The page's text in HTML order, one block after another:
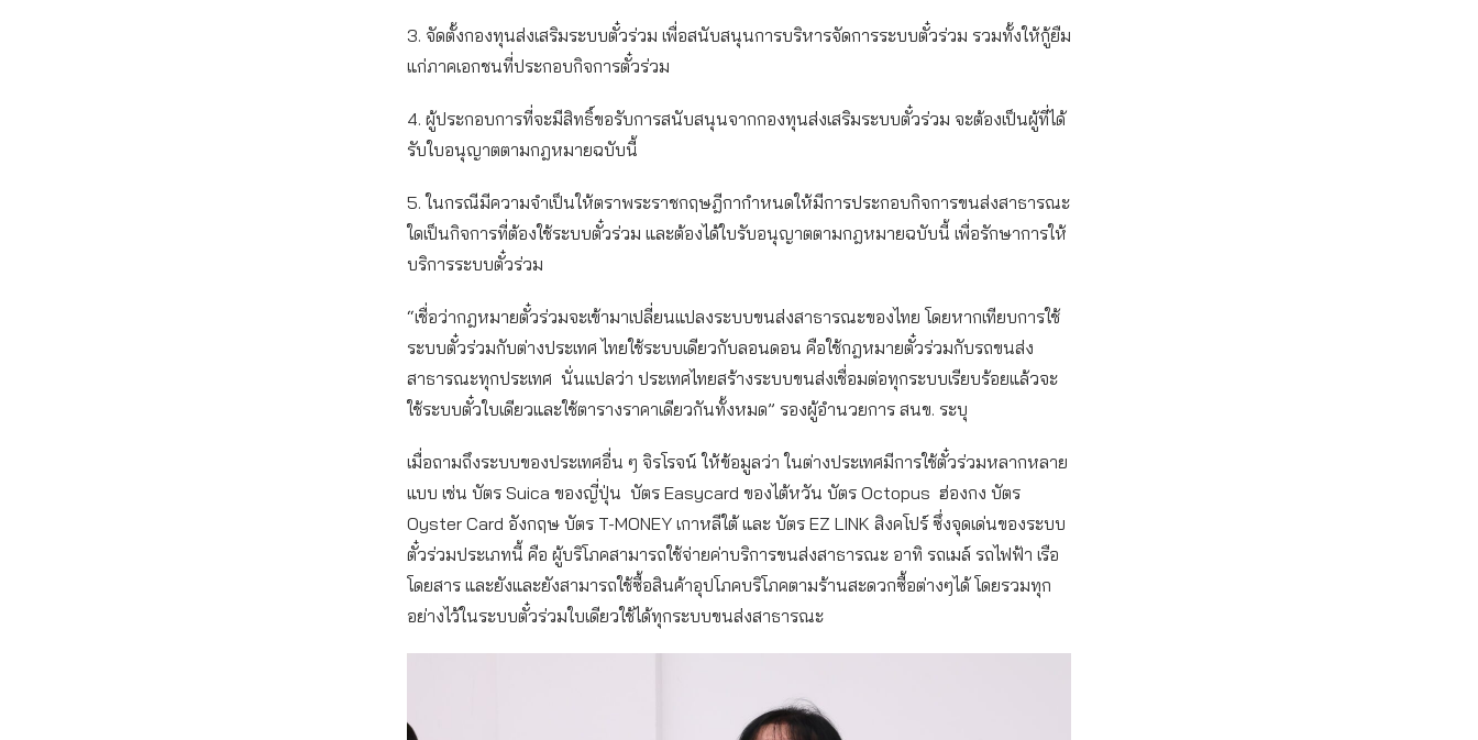
3. จัดตั้งกองทุนส่งเสริมระบบตั๋วร่วม เพื่อสนับสนุนการบริหารจัดการระบบตั๋วร่วม รวมทั้งให้กู้ยืม
แก่ภาคเอกชนที่ประกอบกิจการตั๋วร่วม
4. ผู้ประกอบการที่จะมีสิทธิ์ขอรับการสนับสนุนจากกองทุนส่งเสริมระบบตั๋วร่วม จะต้องเป็นผู้ที่ได้
รับใบอนุญาตตามกฎหมายฉบับนี้
5. ในกรณีมีความจำเป็นให้ตราพระราชกฤษฎีกากำหนดให้มีการประกอบกิจการขนส่งสาธารณะ
ใดเป็นกิจการที่ต้องใช้ระบบตั๋วร่วม และต้องได้ใบรับอนุญาตตามกฎหมายฉบับนี้ เพื่อรักษาการให้
บริการระบบตั๋วร่วม
“เชื่อว่ากฎหมายตั๋วร่วมจะเข้ามาเปลี่ยนแปลงระบบขนส่งสาธารณะของไทย โดยหากเทียบการใช้
ระบบตั๋วร่วมกับต่างประเทศ ไทยใช้ระบบเดียวกับลอนดอน คือใช้กฎหมายตั๋วร่วมกับรถขนส่ง
สาธารณะทุกประเทศ นั่นแปลว่า ประเทศไทยสร้างระบบขนส่งเชื่อมต่อทุกระบบเรียบร้อยแล้วจะ
ใช้ระบบตั๋วใบเดียวและใช้ตารางราคาเดียวกันทั้งหมด” รองผู้อำนวยการ สนข. ระบุ
เมื่อถามถึงระบบของประเทศอื่น ๆ จิรโรจน์ ให้ข้อมูลว่า ในต่างประเทศมีการใช้ตั๋วร่วมหลากหลาย
แบบ เช่น บัตร Suica ของญี่ปุ่น บัตร Easycard ของไต้หวัน บัตร Octopus ฮ่องกง บัตร
Oyster Card อังกฤษ บัตร T-MONEY เกาหลีใต้ และ บัตร EZ LINK สิงคโปร์ ซึ่งจุดเด่นของระบบ
ตั๋วร่วมประเภทนี้ คือ ผู้บริโภคสามารถใช้จ่ายค่าบริการขนส่งสาธารณะ อาทิ รถเมล์ รถไฟฟ้า เรือ
โดยสาร และยังและยังสามารถใช้ซื้อสินค้าอุปโภคบริโภคตามร้านสะดวกซื้อต่างๆได้ โดยรวมทุก
อย่างไว้ในระบบตั๋วร่วมใบเดียวใช้ได้ทุกระบบขนส่งสาธารณะ